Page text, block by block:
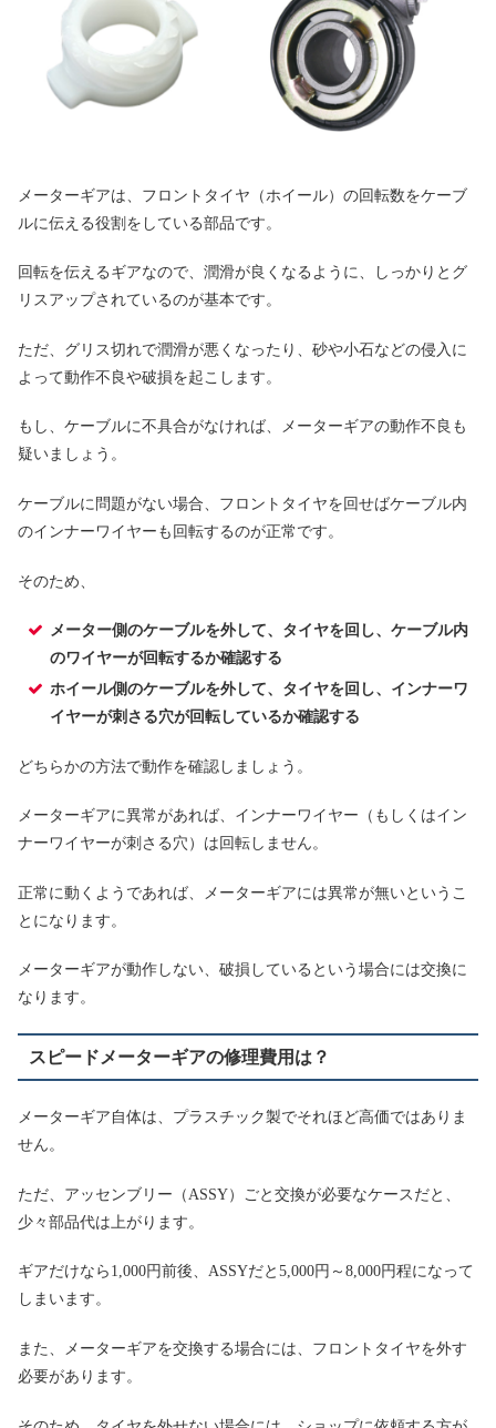
メーターギアは、フロントタイヤ（ホイール）の回転数をケーブ
ルに伝える役割をしている部品です。
回転を伝えるギアなので、潤滑が良くなるように、しっかりとグ
リスアップされているのが基本です。
ただ、グリス切れで潤滑が悪くなったり、砂や小石などの侵入に
よって動作不良や破損を起こします。
もし、ケーブルに不具合がなければ、メーターギアの動作不良も
疑いましょう。
ケーブルに問題がない場合、フロントタイヤを回せばケーブル内
のインナーワイヤーも回転するのが正常です。
そのため、
メーター側のケーブルを外して、タイヤを回し、ケーブル内
のワイヤーが回転するか確認する
ホイール側のケーブルを外して、タイヤを回し、インナーワ
イヤーが刺さる穴が回転しているか確認する
どちらかの方法で動作を確認しましょう。
メーターギアに異常があれば、インナーワイヤー（もしくはイン
ナーワイヤーが刺さる穴）は回転しません。
正常に動くようであれば、メーターギアには異常が無いというこ
とになります。
メーターギアが動作しない、破損しているという場合には交換に
なります。
スピードメーターギアの修理費用は？
メーターギア自体は、プラスチック製でそれほど高価ではありま
せん。
ただ、アッセンブリー（ASSY）ごと交換が必要なケースだと、
少々部品代は上がります。
ギアだけなら1,000円前後、ASSYだと5,000円～8,000円程になって
しまいます。
また、メーターギアを交換する場合には、フロントタイヤを外す
必要があります。